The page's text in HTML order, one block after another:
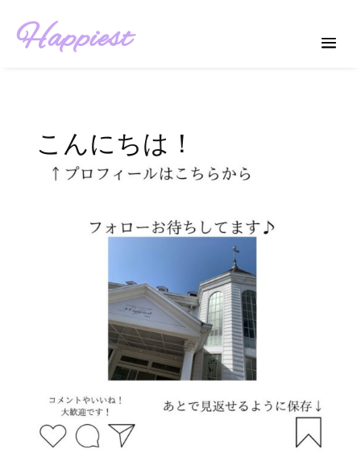
Happiest
こんにちは！